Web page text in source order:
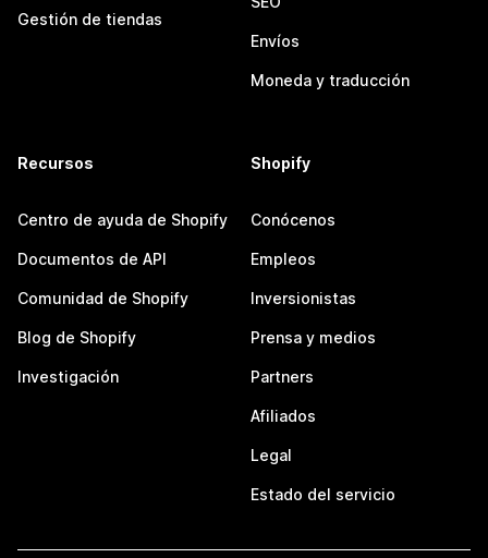
Gestión de tiendas
Envíos
Moneda y traducción
Recursos
Centro de ayuda de Shopify
Documentos de API
Comunidad de Shopify
Blog de Shopify
Investigación
Shopify
Conócenos
Empleos
Inversionistas
Prensa y medios
Partners
Afiliados
Legal
Estado del servicio